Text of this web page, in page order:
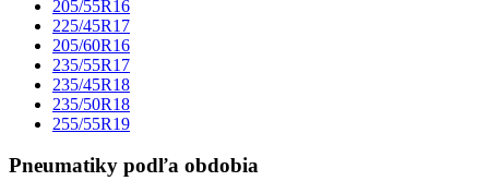
205/55R16
225/45R17
205/60R16
235/55R17
235/45R18
235/50R18
255/55R19
Pneumatiky podľa obdobia